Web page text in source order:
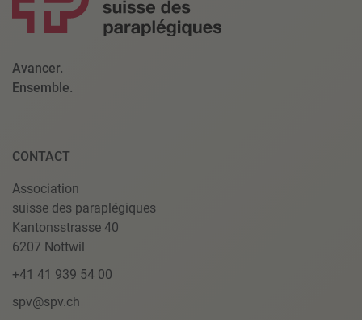
Avancer.
Ensemble.
CONTACT
Association
suisse des paraplégiques
Kantonsstrasse 40
6207 Nottwil
+41 41 939 54 00
spv@spv.ch